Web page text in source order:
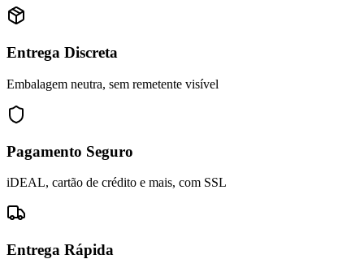
Entrega Discreta
Embalagem neutra, sem remetente visível
Pagamento Seguro
iDEAL, cartão de crédito e mais, com SSL
Entrega Rápida